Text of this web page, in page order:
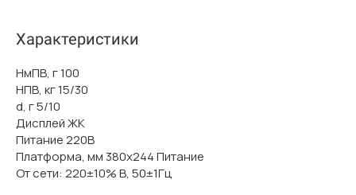
Характеристики
НмПВ, г 100
НПВ, кг 15/30
d, г 5/10
Дисплей ЖК
Питание 220В
Платформа, мм 380x244 Питание
От сети: 220±10% В, 50±1Гц